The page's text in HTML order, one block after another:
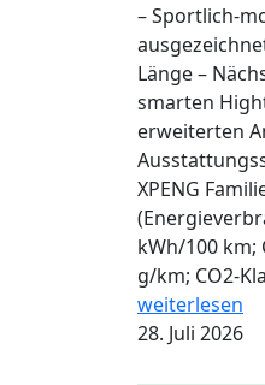
– Sportlich-
Länge –
smarten
erweiterten
XPENG
kWh/100 km;
g/km; CO2-
weiterlesen
28. Juli 2026